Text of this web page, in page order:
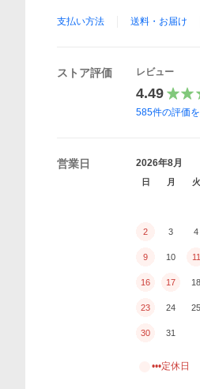
支払い方法 送料・お届け
ストア評価 レビュー
4.49
585件の評価
営業日 2026年8月
日 月 火
2 3 4
9 10 11
16 17 18
23 24 25
30 31
•••定休日